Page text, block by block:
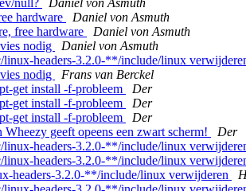
null?
Daniel von Asmuth
hardware
Daniel von Asmuth
free hardware
Daniel von Asmuth
nodig
Daniel von Asmuth
linux-headers-3.2.0-**/include/linux
nodig
Frans van Berckel
get install -f-probleem
Der
get install -f-probleem
Der
get install -f-probleem
Der
geeft opeens een zwart scherm!
Der
linux-headers-3.2.0-**/include/linux
linux-headers-3.2.0-**/include/linux
headers-3.2.0-**/include/linux verwijderen